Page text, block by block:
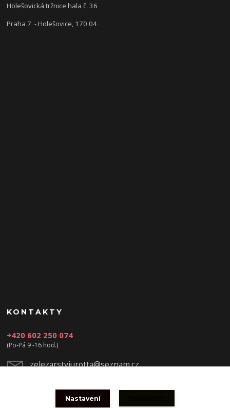
Holešovická tržnice hala č. 36
Praha 7 - Holešovice, 170 04
KONTAKTY
+420 602 250 074
(Po-Pá 9 -16 hod.)
zelezarstviurotta@seznam.cz
Nastavení